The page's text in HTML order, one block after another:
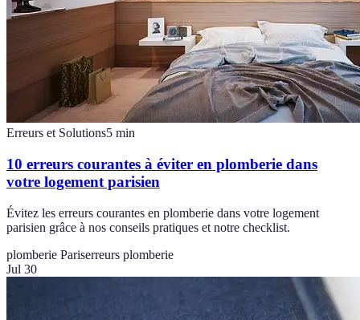
Erreurs et Solutions5 min
10 erreurs courantes à éviter en plomberie dans
votre logement parisien
Évitez les erreurs courantes en plomberie dans votre logement
parisien grâce à nos conseils pratiques et notre checklist.
plomberie Pariserreurs plomberie
Jul 30